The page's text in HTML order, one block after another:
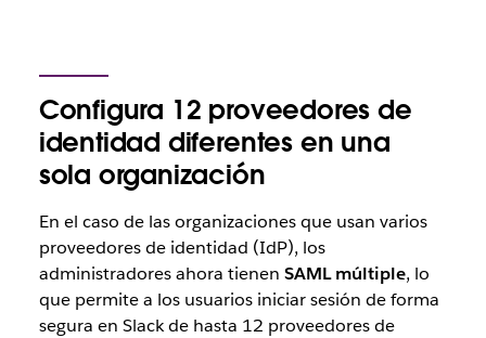
Configura 12 proveedores de
identidad diferentes en una
sola organización
En el caso de las organizaciones que usan varios
proveedores de identidad (IdP), los
administradores ahora tienen SAML múltiple, lo
que permite a los usuarios iniciar sesión de forma
segura en Slack de hasta 12 proveedores de